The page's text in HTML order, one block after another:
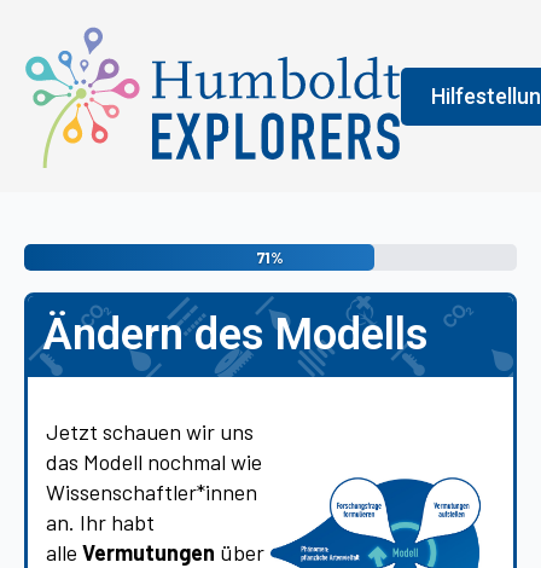
An der
erledigen
71%
Ändern des Modells
Jetzt schauen wir uns
das Modell nochmal wie
Wissenschaftler*innen
an. Ihr habt
alle Vermutungen über